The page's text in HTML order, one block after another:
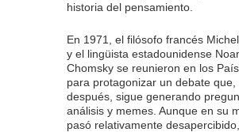
historia del pensamiento.
En 1971, el filósofo francés
y el lingüista estadounidense
Chomsky se reunieron en los
para protagonizar un debate que,
después, sigue generando
análisis y memes. Aunque en su
pasó relativamente